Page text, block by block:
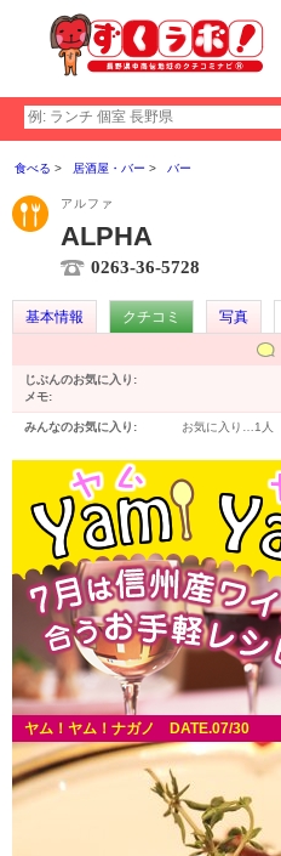
食べる 居酒屋・バー バー
アルファ
ALPHA
0263-36-5728
基本情報 クチコミ 写真
じぶんのお気に入り:
メモ:
みんなのお気に入り: お気に入り… 1人
ヤム！ヤム！ナガノ DATE.07/30